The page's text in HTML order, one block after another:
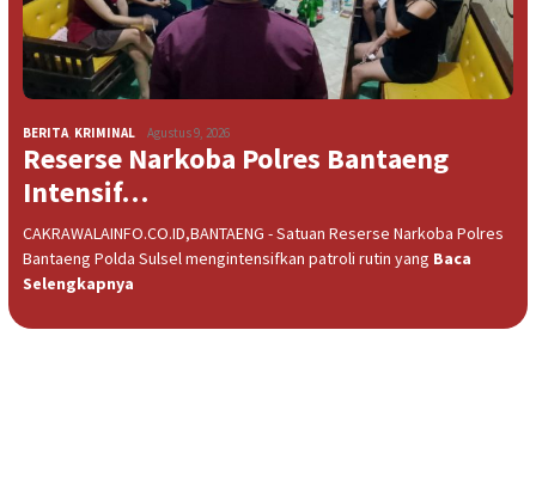
BERITA KRIMINAL Agustus 9, 2026
Reserse Narkoba Polres Bantaeng
Intensif…
CAKRAWALAINFO.CO.ID,BANTAENG - Satuan Reserse Narkoba Polres
Bantaeng Polda Sulsel mengintensifkan patroli rutin yang Baca
Selengkapnya